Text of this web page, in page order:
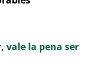
vale la pena ser